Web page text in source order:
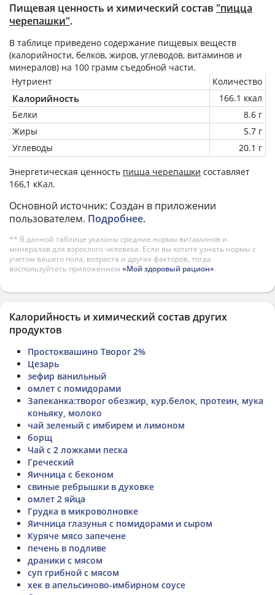
Пищевая ценность и химический состав "пицца
черепашки".
В таблице приведено содержание пищевых веществ
(калорийности, белков, жиров, углеводов, витаминов и
минералов) на 100 грамм съедобной части.
Нутриент
Количество
Калорийность
166.1 ккал
Белки
8.6 г
Жиры
5.7 г
Углеводы
20.1 г
Энергетическая ценность пицца черепашки составляет
166,1 кКал.
Основной источник: Создан в приложении
пользователем. Подробнее.
** В данной таблице указаны средние нормы витаминов и
минералов для взрослого человека. Если вы хотите узнать нормы с
учетом вашего пола, возраста и других факторов, тогда
воспользуйтесь приложением «Мой здоровый рацион».
Калорийность и химический состав других
продуктов
Простоквашино Творог 2%
Цезарь
зефир ванильный
омлет с помидорами
Запеканка:творог обезжир, кур.белок, протеин, мука
коньяку, молоко
чай зеленый с имбирем и лимоном
борщ
Чай с 2 ложками песка
Греческий
Яичница с беконом
свиные ребрышки в духовке
омлет 2 яйца
Грудка в микроволновке
Яичница глазунья с помидорами и сыром
Куряче мясо запечене
печень в подливе
драники с мясом
суп грибной с мясом
хек в апельсиново-имбирном соусе